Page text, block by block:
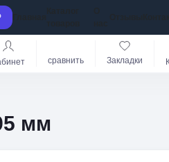
сравнить Закладки
мм